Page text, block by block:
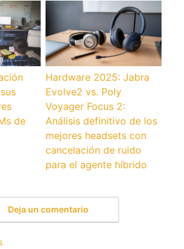
de
Hardware 2025: Jabra
Evolve2 vs. Poly
Voyager Focus 2:
Análisis definitivo de los
mejores headsets con
cancelación de ruido
para el agente híbrido
Deja un comentario